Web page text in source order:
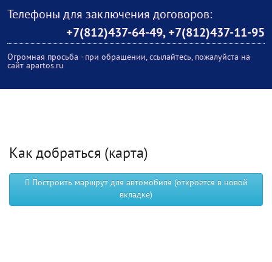
Телефоны для заключения договоров:
+7(812)437-64-49, +7(812)437-11-95
Огромная просьба - при обращении, ссылайтесь, пожалуйста на
сайт apartos.ru
Как добраться (карта)
Построить маршрут для автомобиля (откроется в новой
вкладке)